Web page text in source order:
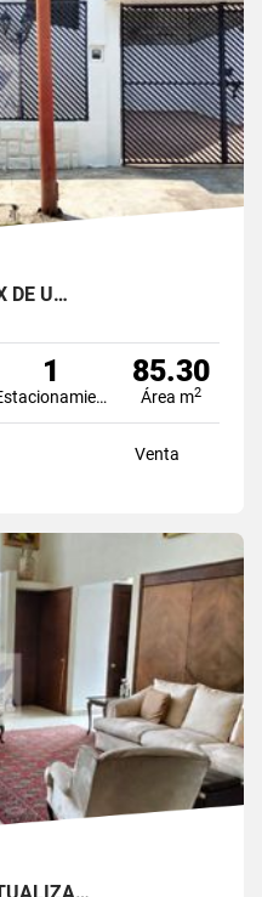
DE U…
1
Estacionamiento
85.30
Área m2
Venta